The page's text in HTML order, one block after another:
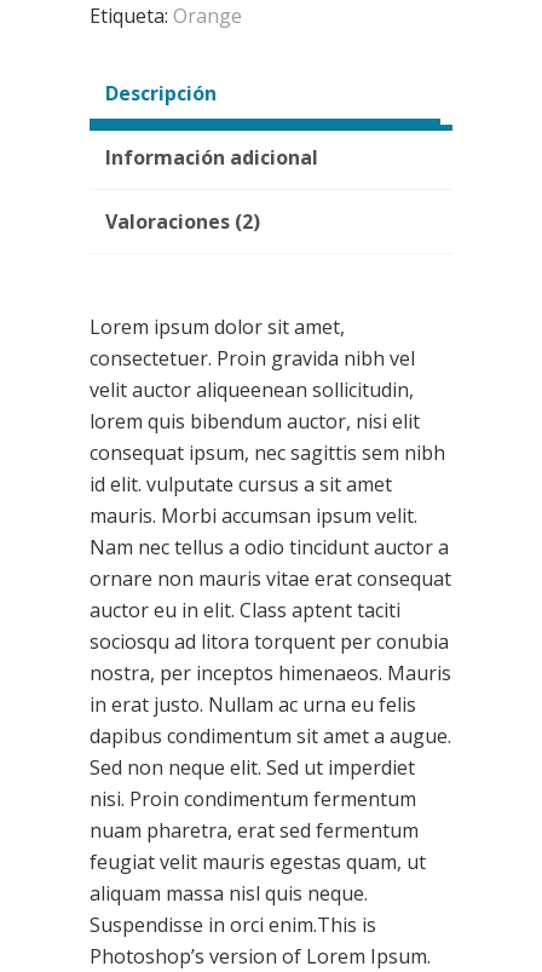
Etiqueta: Orange
Descripción
Información adicional
Valoraciones (2)
Lorem ipsum dolor sit amet,
consectetuer. Proin gravida nibh vel
velit auctor aliqueenean sollicitudin,
lorem quis bibendum auctor, nisi elit
consequat ipsum, nec sagittis sem nibh
id elit. vulputate cursus a sit amet
mauris. Morbi accumsan ipsum velit.
Nam nec tellus a odio tincidunt auctor a
ornare non mauris vitae erat consequat
auctor eu in elit. Class aptent taciti
sociosqu ad litora torquent per conubia
nostra, per inceptos himenaeos. Mauris
in erat justo. Nullam ac urna eu felis
dapibus condimentum sit amet a augue.
Sed non neque elit. Sed ut imperdiet
nisi. Proin condimentum fermentum
nuam pharetra, erat sed fermentum
feugiat velit mauris egestas quam, ut
aliquam massa nisl quis neque.
Suspendisse in orci enim.This is
Photoshop’s version of Lorem Ipsum.